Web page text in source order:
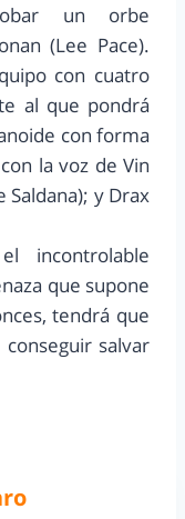
un orbe
(Lee Pace).
con cuatro
al que pondrá
con forma
la voz de Vin
Saldana); y Drax
incontrolable
que supone
tendrá que
salvar